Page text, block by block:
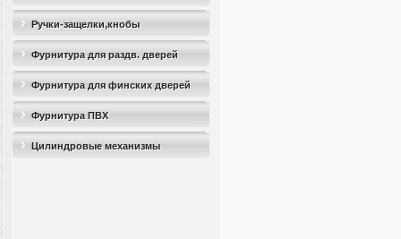
Ручки-защелки,кнобы
Фурнитура для раздв. дверей
Фурнитура для финских дверей
Фурнитура ПВХ
Цилиндровые механизмы